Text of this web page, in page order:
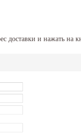
доставки и нажать на